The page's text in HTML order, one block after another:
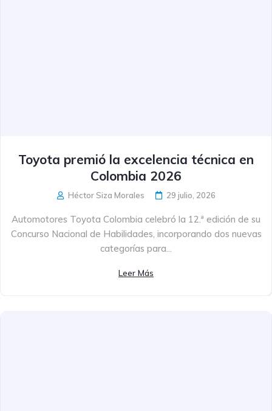
Toyota premió la excelencia técnica en
Colombia 2026
Héctor Siza Morales 29 julio, 2026
Automotores Toyota Colombia celebró la 12.ª edición de su
Concurso Nacional de Habilidades, incorporando dos nuevas
categorías para...
Leer Más